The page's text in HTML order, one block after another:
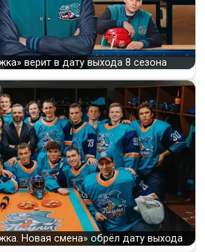
верит в дату выхода 8 сезона
Новая смена» обрёл дату выхода